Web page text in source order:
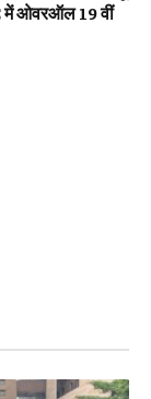
में ओवरऑल 19 वीं